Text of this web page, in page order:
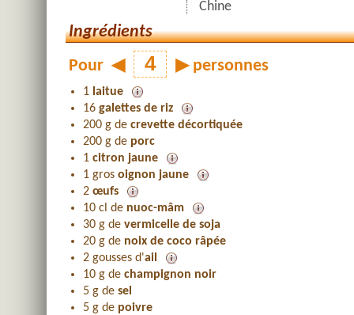
Chine
Ingrédients
Pour ◀ ▶ personnes
1 laitue
16 galettes de riz
200 g de crevette décortiquée
200 g de porc
1 citron jaune
1 gros oignon jaune
2 œufs
10 cl de nuoc-mâm
30 g de vermicelle de soja
20 g de noix de coco râpée
2 gousses d'ail
10 g de champignon noir
5 g de sel
5 g de poivre